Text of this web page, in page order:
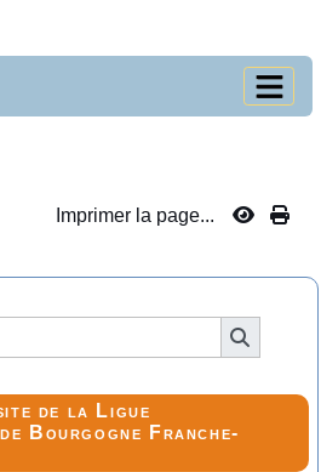
Imprimer la page...
de la Ligue
Bourgogne Franche-